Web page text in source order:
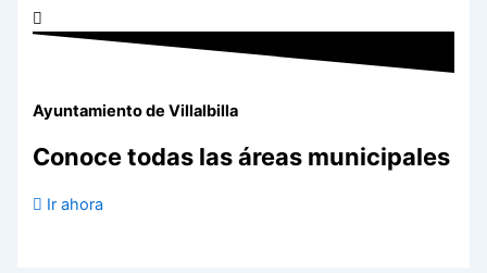
Ayuntamiento de Villalbilla
Conoce todas las áreas municipales
Ir ahora